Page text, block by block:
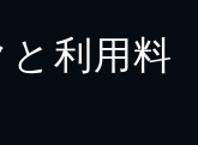
利用料